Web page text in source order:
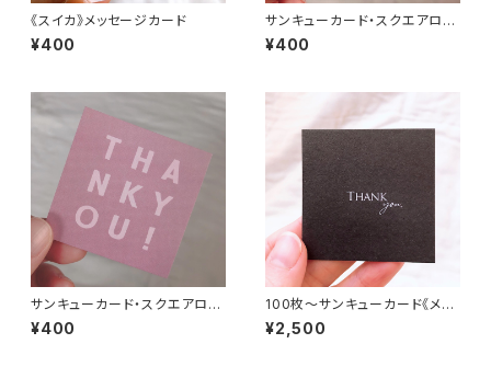
《スイカ》メッセージカード
¥400
サンキューカード・スクエアロゴ
《ダスティーブルー》
¥400
サンキューカード・スクエアロゴ
《ダスティーピンク》
¥400
100枚〜サンキューカード《メタ
リックブラック》
¥2,500